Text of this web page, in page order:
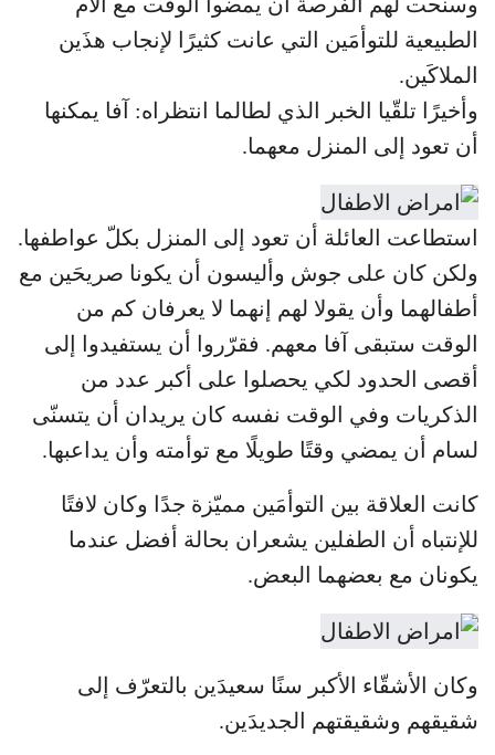
الطبيعية للتوأمَين التي عانت كثيرًا لإنجاب هذَين
الملاكَين.
وأخيرًا تلقّيا الخبر الذي لطالما انتظراه: آفا يمكنها
أن تعود إلى المنزل معهما.
استطاعت العائلة أن تعود إلى المنزل بكلّ عواطفها.
ولكن كان على جوش وأليسون أن يكونا صريحَين مع
أطفالهما وأن يقولا لهم إنهما لا يعرفان كم من
الوقت ستبقى آفا معهم. فقرّروا أن يستفيدوا إلى
أقصى الحدود لكي يحصلوا على أكبر عدد من
الذكريات وفي الوقت نفسه كان يريدان أن يتسنّى
لسام أن يمضي وقتًا طويلًا مع توأمته وأن يداعبها.
كانت العلاقة بين التوأمَين مميّزة جدًا وكان لافتًا
للإنتباه أن الطفلين يشعران بحالة أفضل عندما
يكونان مع بعضهما البعض.
وكان الأشقّاء الأكبر سنًا سعيدَين بالتعرّف إلى
شقيقهم وشقيقتهم الجديدَين.